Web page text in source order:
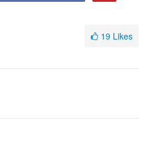
19 Likes